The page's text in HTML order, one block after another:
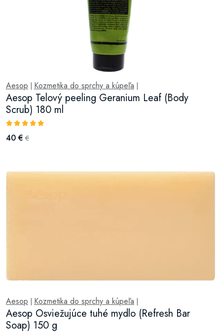
Aesop Kozmetika do sprchy a kúpeľa
Aesop Telový peeling Geranium Leaf (Body
Scrub) 180 ml
40 € €
Aesop Kozmetika do sprchy a kúpeľa
Aesop Osviežujúce tuhé mydlo (Refresh Bar
Soap) 150 g